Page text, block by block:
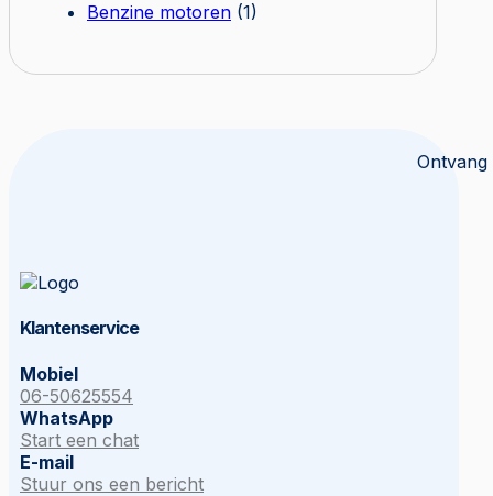
Benzine motoren (1)
Klantenservice
Mobiel
06-50625554
WhatsApp
Start een chat
E-mail
Stuur ons een bericht